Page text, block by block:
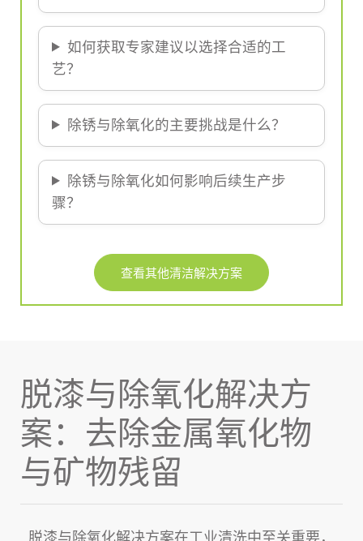
如何获取专家建议以选择合适的工
艺？
除锈与除氧化的主要挑战是什么？
除锈与除氧化如何影响后续生产步
骤？
查看其他清洁解决方案
脱漆与除氧化解决方
案：去除金属氧化物
与矿物残留
脱漆与除氧化解决方案在工业清洗中至关重要，